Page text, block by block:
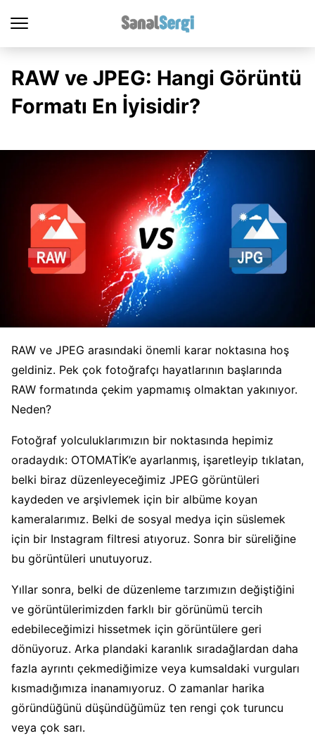
RAW ve JPEG: Hangi Görüntü
Formatı En İyisidir?
RAW ve JPEG arasındaki önemli karar noktasına hoş
geldiniz. Pek çok fotoğrafçı hayatlarının başlarında
RAW formatında çekim yapmamış olmaktan yakınıyor.
Neden?
Fotoğraf yolculuklarımızın bir noktasında hepimiz
oradaydık: OTOMATİK’e ayarlanmış, işaretleyip tıklatan,
belki biraz düzenleyeceğimiz JPEG görüntüleri
kaydeden ve arşivlemek için bir albüme koyan
kameralarımız. Belki de sosyal medya için süslemek
için bir Instagram filtresi atıyoruz. Sonra bir süreliğine
bu görüntüleri unutuyoruz.
Yıllar sonra, belki de düzenleme tarzımızın değiştiğini
ve görüntülerimizden farklı bir görünümü tercih
edebileceğimizi hissetmek için görüntülere geri
dönüyoruz. Arka plandaki karanlık sıradağlardan daha
fazla ayrıntı çekmediğimize veya kumsaldaki vurguları
kısmadığımıza inanamıyoruz. O zamanlar harika
göründüğünü düşündüğümüz ten rengi çok turuncu
veya çok sarı.